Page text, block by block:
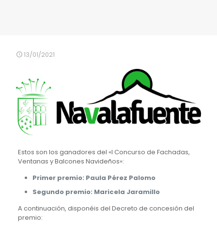
13/01/2021
Estos son los ganadores del «I Concurso de Fachadas,
Ventanas y Balcones Navideños»:
Primer premio: Paula Pérez Palomo
Segundo premio: Maricela Jaramillo
A continuación, disponéis del Decreto de concesión del
premio: